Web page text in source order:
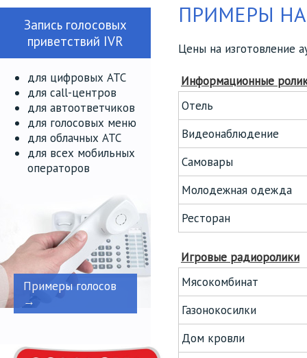
ПРИМЕРЫ
Цены на изготовление
Информационные
Отель
Видеонаблюдение
Самовары
Молодежная одежда
Ресторан
Игровые радиоролики
Мясокомбинат
Газонокосилки
Дом кровли
Запись голосовых
приветствий IVR
для цифровых АТС
для call-центров
для автоответчиков
для голосовых меню
для облачных АТС
для всех мобильных
операторов
Примеры голосов
→